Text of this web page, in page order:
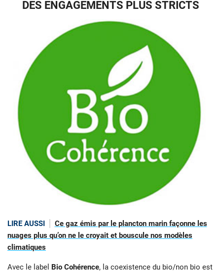
DES ENGAGEMENTS PLUS STRICTS
LIRE AUSSI
Ce gaz émis par le plancton marin façonne les
nuages plus qu’on ne le croyait et bouscule nos modèles
climatiques
Avec le label Bio Cohérence, la coexistence du bio/non bio est